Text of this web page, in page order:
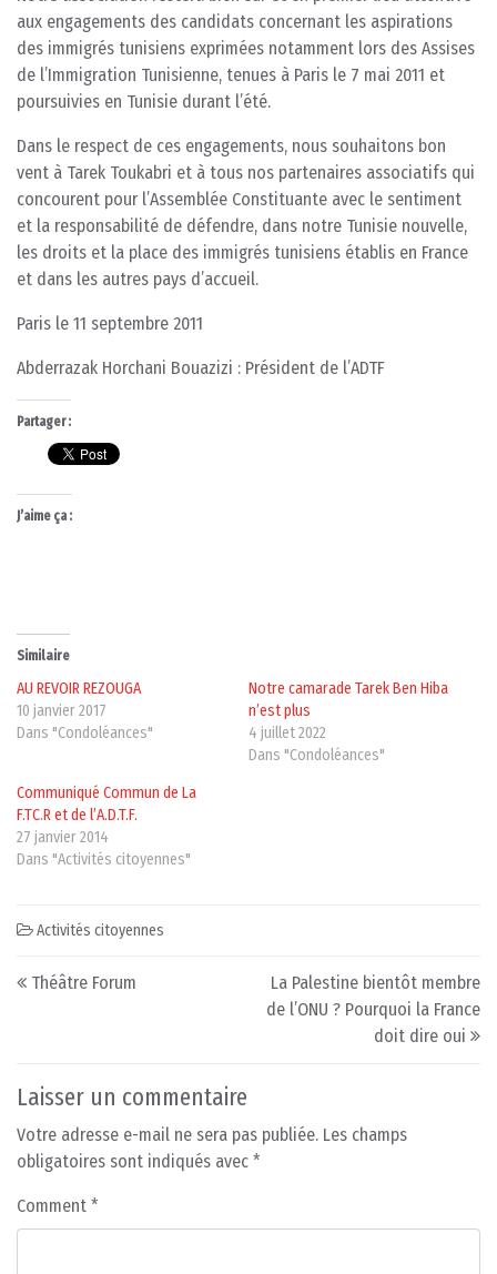
aux engagements des candidats concernant les aspirations
des immigrés tunisiens exprimées notamment lors des Assises
de l’Immigration Tunisienne, tenues à Paris le 7 mai 2011 et
poursuivies en Tunisie durant l’été.
Dans le respect de ces engagements, nous souhaitons bon
vent à Tarek Toukabri et à tous nos partenaires associatifs qui
concourent pour l’Assemblée Constituante avec le sentiment
et la responsabilité de défendre, dans notre Tunisie nouvelle,
les droits et la place des immigrés tunisiens établis en France
et dans les autres pays d’accueil.
Paris le 11 septembre 2011
Abderrazak Horchani Bouazizi : Président de l’ADTF
Partager :
J’aime ça :
Similaire
AU REVOIR REZOUGA
10 janvier 2017
Dans "Condoléances"
Notre camarade Tarek Ben Hiba
n’est plus
4 juillet 2022
Dans "Condoléances"
Communiqué Commun de La
F.TC.R et de l’A.D.T.F.
27 janvier 2014
Dans "Activités citoyennes"
Activités citoyennes
Post navigation
Théâtre Forum
La Palestine bientôt membre
de l’ONU ? Pourquoi la France
doit dire oui
Laisser un commentaire
Votre adresse e-mail ne sera pas publiée. Les champs
obligatoires sont indiqués avec *
Comment *